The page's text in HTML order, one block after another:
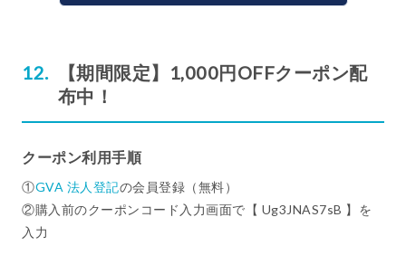
【期間限定】1,000円OFFクーポン配
布中！
クーポン利用手順
①GVA 法人登記の会員登録（無料）
②購入前のクーポンコード入力画面で【 Ug3JNAS7sB 】を
入力